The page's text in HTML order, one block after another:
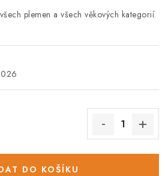
plemen a všech věkových kategorií.
DO KOŠÍKU